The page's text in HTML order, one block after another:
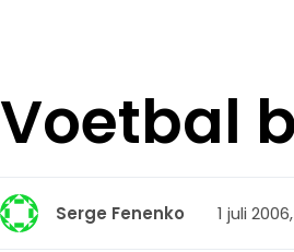
Voetbal
Serge Fenenko 1 juli